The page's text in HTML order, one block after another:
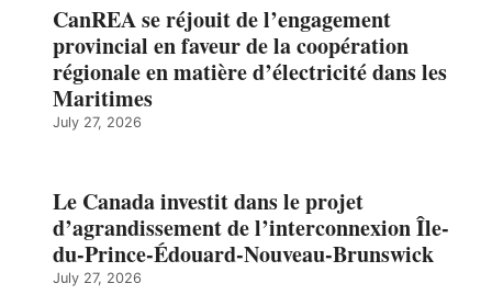
CanREA se réjouit de l’engagement
provincial en faveur de la coopération
régionale en matière d’électricité dans les
Maritimes
July 27, 2026
Le Canada investit dans le projet
d’agrandissement de l’interconnexion Île-
du-Prince-Édouard-Nouveau-Brunswick
July 27, 2026